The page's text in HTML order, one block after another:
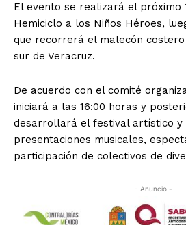
El evento se realizará el próximo
Hemiciclo a los Niños Héroes,
que recorrerá el malecón
sur de Veracruz.
De acuerdo con el comité
iniciará a las 16:00 horas y
desarrollará el festival artístico y
presentaciones musicales,
participación de colectivos de
- Anuncio -